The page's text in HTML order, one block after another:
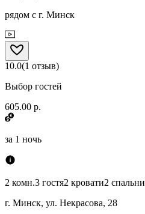
рядом с г. Минск
10.0(1 отзыв)
Выбор гостей
605.00 р.
за 1 ночь
2 комн.3 гостя2 кровати2 спальни
г. Минск, ул. Некрасова, 28